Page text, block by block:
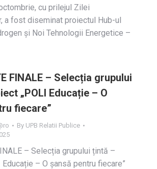
cu prilejul Zilei
a fost diseminat proiectul Hub-ul
și Noi Tehnologii Energetice –
FINALE – Selecția grupului
„POLI Educație – O
fiecare”
By UPB Relatii Publice
– Selecția grupului țintă –
Educație – O șansă pentru fiecare”